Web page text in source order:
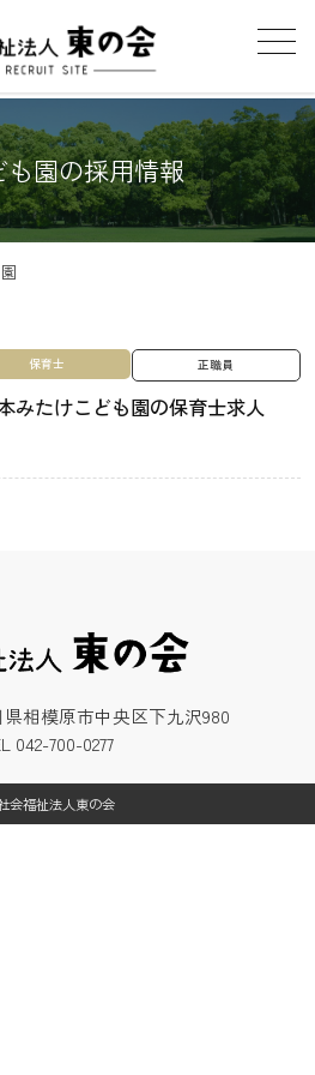
メニュー
も園
みたけこども園の保育士求人
保育士 正職員
県相模原市中央区下九沢980
042-700-0277
会福祉法人東の会